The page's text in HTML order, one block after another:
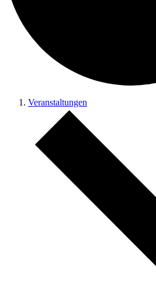
Veranstaltungen